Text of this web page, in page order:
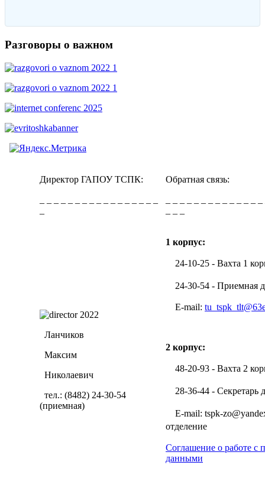
Разговоры о важном
Директор ГАПОУ ТСПК:
Обратная связь:
Ланчиков
Максим
Николаевич
тел.: (8482) 24-30-54
(приемная)
1 корпус:
24-10-25 - Вахта 1
24-30-54 - Приемная
E-mail:
2 корпус:
48-20-93 - Вахта 2
28-36-44 - Секретарь
E-mail: tspk-
отделение
Соглашение о работе с
данными